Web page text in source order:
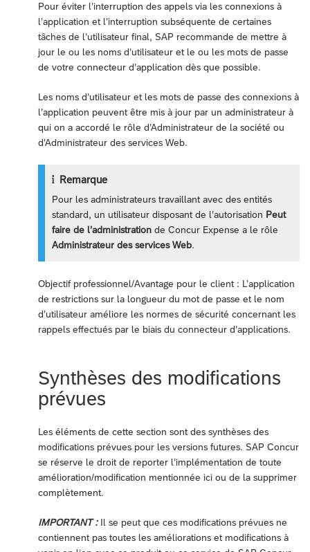
Pour éviter l’interruption des appels via les connexions à
l’application et l’interruption subséquente de certaines
tâches de l’utilisateur final, SAP recommande de mettre à
jour le ou les noms d’utilisateur et le ou les mots de passe
de votre connecteur d’application dès que possible.
Les noms d’utilisateur et les mots de passe des connexions à
l’application peuvent être mis à jour par un administrateur à
qui on a accordé le rôle d’Administrateur de la société ou
d’Administrateur des services Web.
Remarque
Pour les administrateurs travaillant avec des entités
standard, un utilisateur disposant de l’autorisation Peut
faire de l’administration de Concur Expense a le rôle
Administrateur des services Web.
Objectif professionnel/Avantage pour le client : L’application
de restrictions sur la longueur du mot de passe et le nom
d’utilisateur améliore les normes de sécurité concernant les
rappels effectués par le biais du connecteur d’applications.
Synthèses des modifications
prévues
Les éléments de cette section sont des synthèses des
modifications prévues pour les versions futures. SAP Concur
se réserve le droit de reporter l’implémentation de toute
amélioration/modification mentionnée ici ou de la supprimer
complètement.
IMPORTANT :Il se peut que ces modifications prévues ne
contiennent pas toutes les améliorations et modifications à